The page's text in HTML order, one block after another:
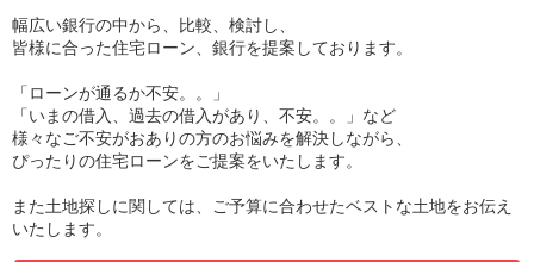
幅広い銀行の中から、比較、検討し、
皆様に合った住宅ローン、銀行を提案しております。
「ローンが通るか不安。。」
「いまの借入、過去の借入があり、不安。。」など
様々なご不安がおありの方のお悩みを解決しながら、
ぴったりの住宅ローンをご提案をいたします。
また土地探しに関しては、ご予算に合わせたベストな土地をお伝え
いたします。